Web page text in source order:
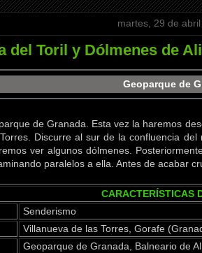
martes, 29 de
del Toril y Dólmenes de
Geoparque de
de Granada. Esta vez la haremos
Discurre al sur de la confluencia
ver algunos dólmenes.
paralelos a ella. Antes de acabar
CARACTERÍSTICAS
Senderismo
Villanueva de las Torres, Gorafe
Geoparque de Granada, Balneario de